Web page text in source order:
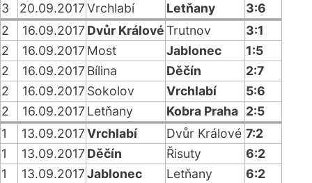
3
20.09.2017Vrchlabí Letňany
3:6
2
16.09.2017 Dvůr KrálovéTrutnov
3:1
2
16.09.2017 Most Jablonec
1:5
2
16.09.2017 Bílina Děčín
2:7
2
16.09.2017 Sokolov Vrchlabí
5:6
2
16.09.2017 Letňany Kobra Praha 2:5
1
13.09.2017Vrchlabí Dvůr Králové 7:2
1
13.09.2017 Děčín Řisuty
6:2
1
13.09.2017Jablonec Letňany
6:2